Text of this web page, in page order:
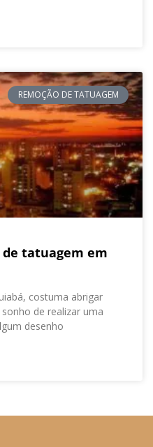
REMOÇÃO DE TATUAGEM
tatuagem em
costuma abrigar
de realizar uma
desenho